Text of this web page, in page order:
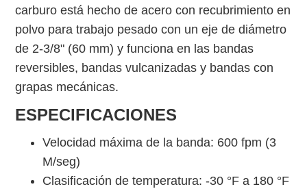
carburo está hecho de acero con recubrimiento en
polvo para trabajo pesado con un eje de diámetro
de 2-3/8" (60 mm) y funciona en las bandas
reversibles, bandas vulcanizadas y bandas con
grapas mecánicas.
ESPECIFICACIONES
Velocidad máxima de la banda: 600 fpm (3
M/seg)
Clasificación de temperatura: -30 °F a 180 °F